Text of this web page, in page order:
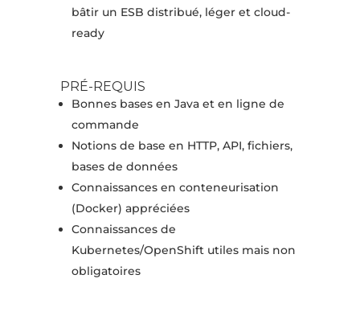
bâtir un ESB distribué, léger et cloud-
ready
PRÉ-REQUIS
Bonnes bases en Java et en ligne de
commande
Notions de base en HTTP, API, fichiers,
bases de données
Connaissances en conteneurisation
(Docker) appréciées
Connaissances de
Kubernetes/OpenShift utiles mais non
obligatoires